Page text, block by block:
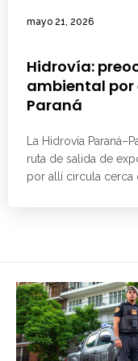
mayo 21, 2026
Hidrovía:
ambiental
Paraná
La Hidrovía
ruta de salida de
por allí circula cerca